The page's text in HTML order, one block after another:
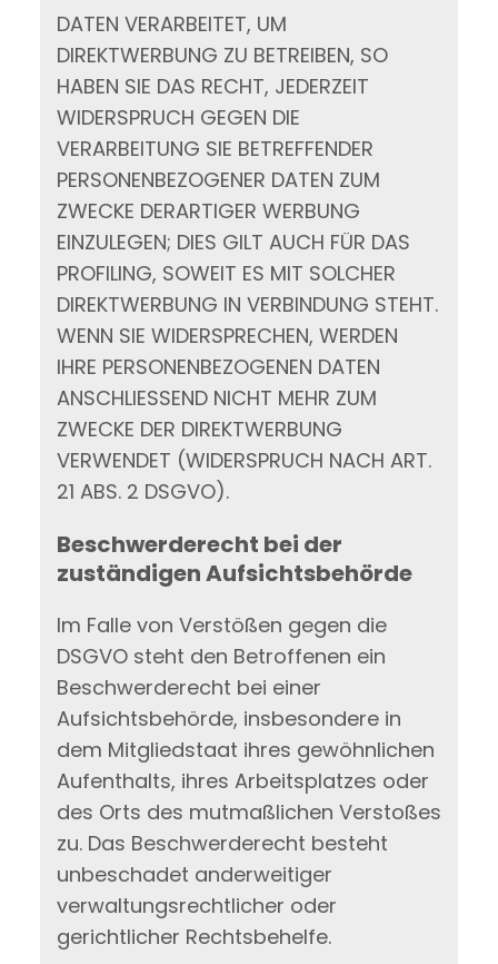
DATEN VERARBEITET, UM
DIREKTWERBUNG ZU BETREIBEN, SO
HABEN SIE DAS RECHT, JEDERZEIT
WIDERSPRUCH GEGEN DIE
VERARBEITUNG SIE BETREFFENDER
PERSONENBEZOGENER DATEN ZUM
ZWECKE DERARTIGER WERBUNG
EINZULEGEN; DIES GILT AUCH FÜR DAS
PROFILING, SOWEIT ES MIT SOLCHER
DIREKTWERBUNG IN VERBINDUNG STEHT.
WENN SIE WIDERSPRECHEN, WERDEN
IHRE PERSONENBEZOGENEN DATEN
ANSCHLIESSEND NICHT MEHR ZUM
ZWECKE DER DIREKTWERBUNG
VERWENDET (WIDERSPRUCH NACH ART.
21 ABS. 2 DSGVO).
Beschwerde­recht bei der
zuständigen Aufsichts­behörde
Im Falle von Verstößen gegen die
DSGVO steht den Betroffenen ein
Beschwerderecht bei einer
Aufsichtsbehörde, insbesondere in
dem Mitgliedstaat ihres gewöhnlichen
Aufenthalts, ihres Arbeitsplatzes oder
des Orts des mutmaßlichen Verstoßes
zu. Das Beschwerderecht besteht
unbeschadet anderweitiger
verwaltungsrechtlicher oder
gerichtlicher Rechtsbehelfe.